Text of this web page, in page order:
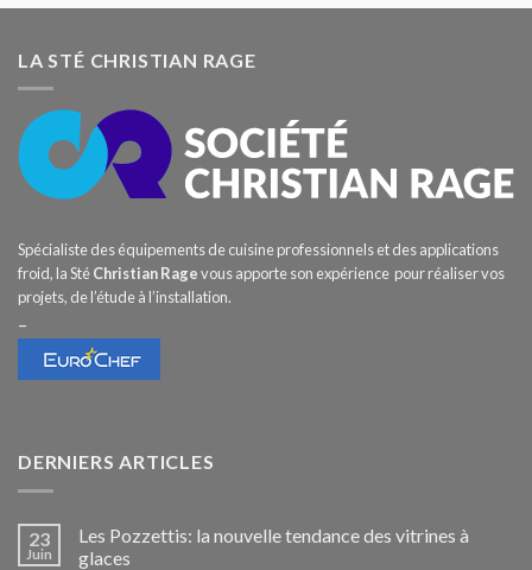
LA STÉ CHRISTIAN RAGE
Spécialiste des équipements de cuisine professionnels et des applications
froid, la StéChristian Ragevous apporte son expérience pour réaliser vos
projets, de l’étude à l’installation.
–
DERNIERS ARTICLES
23
Juin
Les Pozzettis: la nouvelle tendance des vitrines à
glaces